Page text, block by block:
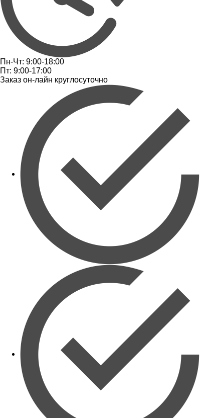
Пн-Чт: 9:00-18:00
Пт: 9:00-17:00
Заказ он-лайн круглосуточно